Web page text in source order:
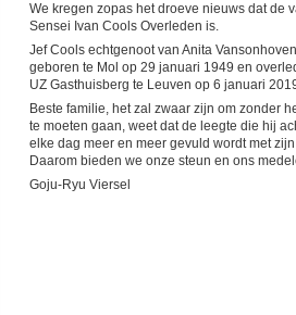
We kregen zopas het droeve nieuws dat de
Sensei Ivan Cools Overleden is.
Jef Cools echtgenoot van Anita
geboren te Mol op 29 januari 1949 en
UZ Gasthuisberg te Leuven op 6 januari
Beste familie, het zal zwaar zijn om zonder
te moeten gaan, weet dat de leegte die hij
elke dag meer en meer gevuld wordt met
Daarom bieden we onze steun en ons
Goju-Ryu Viersel